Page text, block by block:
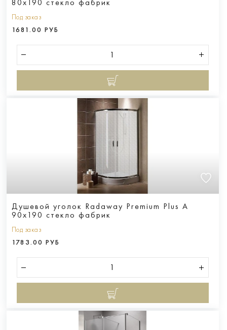
80x190 стекло фабрик
Под заказ
1681.00 РУБ
Душевой уголок Radaway Premium Plus A
90x190 стекло фабрик
Под заказ
1783.00 РУБ